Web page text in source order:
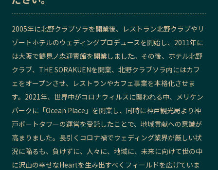
2005年に北野クラブソラを開業後、レストラン北野クラブやリ
ゾートホテルのウェディングプロデュースを開始し、2011年に
は大阪で鶴見ノ森迎賓館を開業しました。その後、ホテル北野
クラブ、THE SORAKUENを開業、北野クラブソラ内にはカフ
ェをオープンさせ、レストランやカフェ事業を本格化させま
す。2021年、世界中がコロナウィルスに襲われる中、メリケン
パークに「Ocean Place」を開業し、同時に神戸観光局より神
戸ポートタワーの運営を受託したことで、地域貢献への意識が
高まりました。長引くコロナ禍でウェディング業界が厳しい状
況に陥るも、負けずに、人々に、地域に、未来に向けて世の中
に沢山の幸せなHeartを生み出すべくフィールドを広げていま